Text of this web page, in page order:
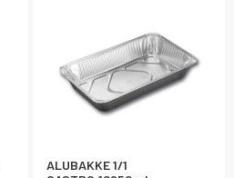
ALUBAKKE 1/1